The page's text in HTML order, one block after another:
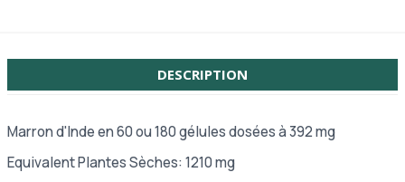
DESCRIPTION
Marron d'Inde en 60 ou 180 gélules dosées à 392 mg
Equivalent Plantes Sèches: 1210 mg